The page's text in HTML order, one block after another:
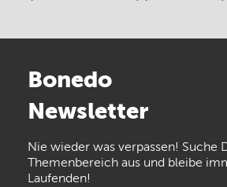
Arturia
the t.bone
Walrus Audio Epiphone
Bonedo
Newsletter
Nie wieder was verpassen! Suche
Themenbereich aus und bleibe
Laufenden!